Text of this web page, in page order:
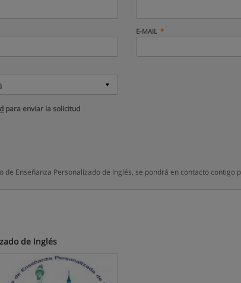
E-MAIL
para enviar la solicitud
de Enseñanza Personalizado de Inglés, se pondrá en contacto contigo
de Inglés